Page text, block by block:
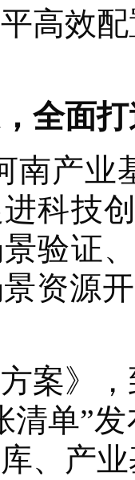
高效
全面
产业基
科技
验证
资源
》，
清单”
、产